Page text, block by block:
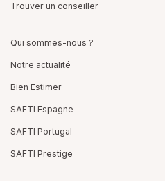
Trouver un conseiller
Qui sommes-nous ?
Notre actualité
Bien Estimer
SAFTI Espagne
SAFTI Portugal
SAFTI Prestige